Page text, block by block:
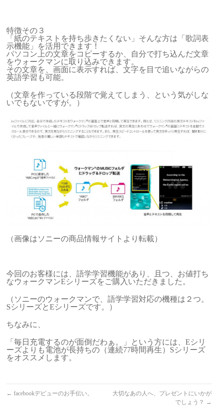
特徴その３
「紙のテキストを持ち歩きたくない」そんな方は「歌詞表
示機能」を活用できます！
パソコン上の文章をコピーするか、自分で打ち込んだ文章
をウォークマンに取り込みできます。
その文章を、画面に表示すれば、文字を目で追いながらの
英語学習も可能。
（文章を作っている段階で覚えてしまう、という気がしな
いでもないですが。）
（画像はソニーの商品情報サイトより転載）
今回のお客様には、語学学習機能があり、且つ、お値打ち
なウォークマンEシリーズをご購入いただきました。
（ソニーのウォークマンで、語学学習対応の機種は２つ。
SシリーズとEシリーズです。）
ちなみに、
「毎日充電するのが面倒だわぁ。」という方には、Eシリ
ーズよりも電池が長持ちの（連続77時間再生）Sシリーズ
をオススメします。
← facebookデビューのお手伝い。
大切なあの人へ、プレゼントにいかが
でしょう？ →